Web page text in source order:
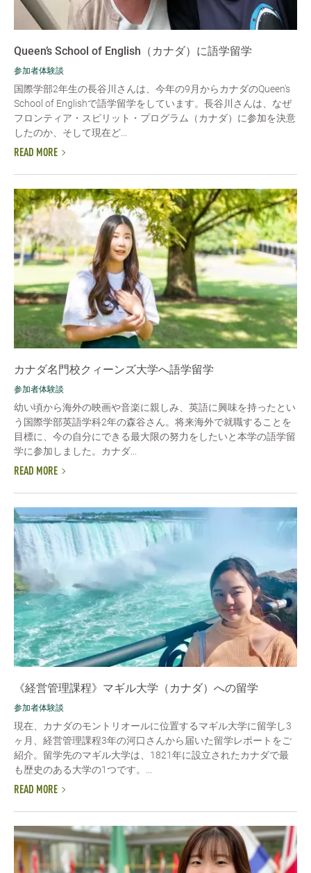
Queen’s School of English（カナダ）に語学留学
参加者体験談
国際学部2年生の長谷川さんは、今年の9月からカナダのQueen's
School of Englishで語学留学をしています。長谷川さんは、なぜ
フロンティア・スピリット・プログラム（カナダ）に参加を決意
したのか、そして現在ど...
READ MORE
カナダ名門校クィーンズ大学へ語学留学
参加者体験談
幼い頃から海外の映画や音楽に親しみ、英語に興味を持ったとい
う国際学部英語学科2年の森谷さん。将来海外で就職することを
目標に、今の自分にできる最大限の努力をしたいと本学の語学留
学に参加しました。カナダ...
READ MORE
《経営管理課程》マギル大学（カナダ）への留学
参加者体験談
現在、カナダのモントリオールに位置するマギル大学に留学し3
ヶ月、経営管理課程3年の河口さんから届いた留学レポートをご
紹介。留学先のマギル大学は、1821年に設立されたカナダで最
も歴史のある大学の1つです。...
READ MORE